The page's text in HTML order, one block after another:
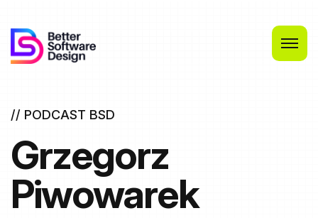
// PODCAST BSD
Grzegorz
Piwowarek